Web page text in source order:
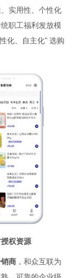
实用性、个性化
职工福利发放模
化、自主化" 选购
权资源
商 ，和众互联为